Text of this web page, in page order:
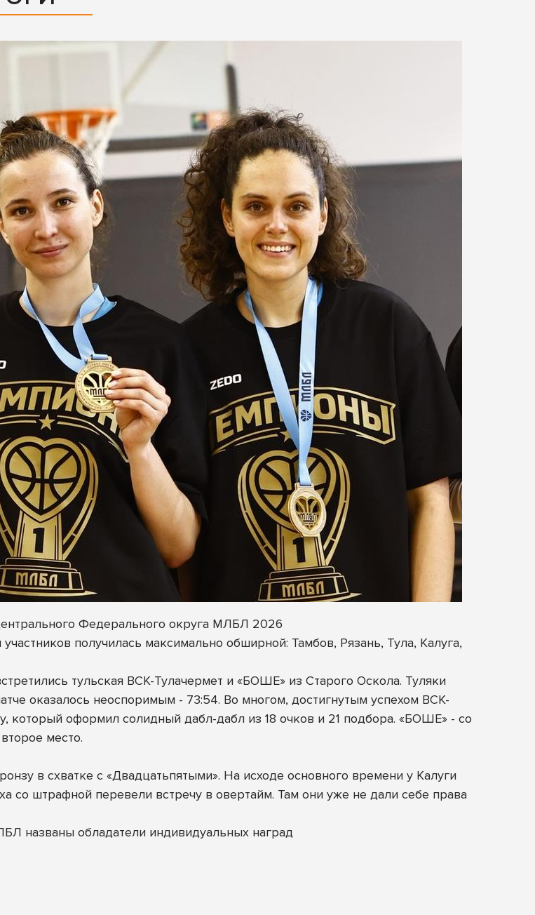
Федерального округа МЛБЛ 2026
получилась максимально обширной: Тамбов, Рязань, Тула, Калуга,
тульская ВСК-Тулачермет и «БОШЕ» из Старого Оскола. Туляки
оказалось неоспоримым - 73:54. Во многом, достигнутым успехом ВСК-
который оформил солидный дабл-дабл из 18 очков и 21 подбора. «БОШЕ» - со
место.
в схватке с «Двадцатьпятыми». На исходе основного времени у Калуги
со штрафной перевели встречу в овертайм. Там они уже не дали себе права
названы обладатели индивидуальных наград